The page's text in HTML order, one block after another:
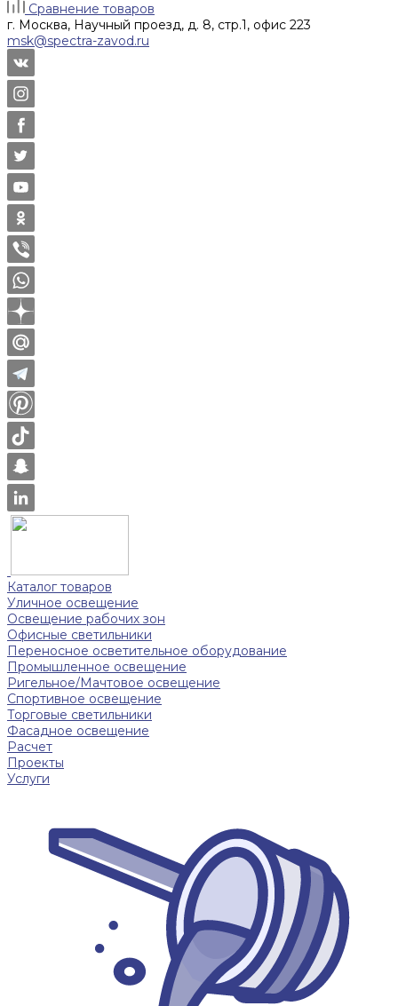
Сравнение товаров
г. Москва, Научный проезд, д. 8, стр.1, офис 223
msk@spectra-zavod.ru
Каталог товаров
Уличное освещение
Освещение рабочих зон
Офисные светильники
Переносное осветительное оборудование
Промышленное освещение
Ригельное/Мачтовое освещение
Спортивное освещение
Торговые светильники
Фасадное освещение
Расчет
Проекты
Услуги